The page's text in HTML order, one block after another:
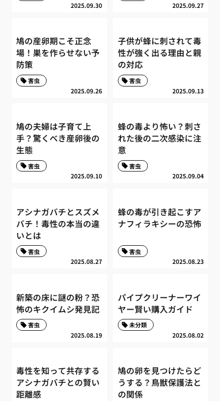
2025.09.30 2025.09.27
鳩の産卵期こそ正念
場！巣を作らせない予
防策
2025.09.26
害虫
子供が蜂に刺されて毒
性が強く出る理由と親
の対応
2025.09.13
害虫
鳩の夫婦は子育て上
手？驚くべき産卵後の
生態
2025.09.10
害虫
蜂の毒より怖い？刺さ
れた後の二次感染に注
意
2025.09.04
害虫
アシナガバチとスズメ
バチ！毒性の本当の違
いとは
2025.08.27
害虫
蜂の毒が引き起こすア
ナフィラキシーの恐怖
2025.08.23
害虫
新築の床に謎の粉？恐
怖のキクイムシ発見記
2025.08.19
害虫
パイプクリーナーワイ
ヤー賢い購入ガイド
2025.08.02
未分類
毒性を知って共存する
アシナガバチとの賢い
距離感
鳩の卵を見つけたらど
うする？鳥獣保護法と
の関係